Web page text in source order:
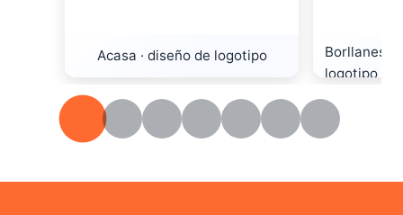
Acasa · diseño de logotipo
Borllanes
logotipo